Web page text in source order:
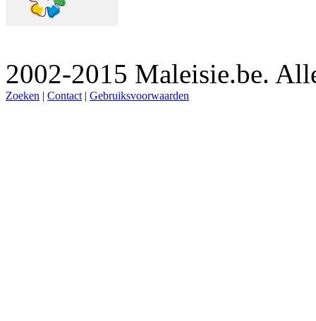
2002-2015 Maleisie.be.
Zoeken | Contact | Gebruiksvoorwaarden